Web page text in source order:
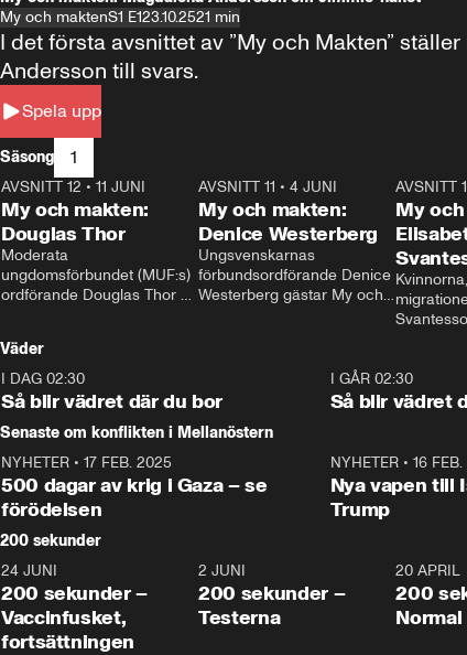
My och maktenS1 E123.10.2521 min
Spela upp
I det första avsnittet av ”My och Makten”
Andersson till svars.
Säsong 1
26:27
AVSNITT 12 • 11 JUNI
My och makten:
Douglas Thor
Moderata
ungdomsförbundet (MUF:s)
ordförande Douglas Thor
tonårsutvisningarna och hur
Moderaterna ska locka
väljare till valet i höst.
23:40
AVSNITT 11 •4 JUNI
My och makten:
Denice Westerberg
Ungsvenskarnas
förbundsordförande Denice
Westerberg gästar My och
AVSNITT
My
Väder
I DAG 02:30
Så blir vädret där du bor
I GÅR 02:30
Så blir vädret
Senaste om konflikten i Mellanöstern
NYHETER • 17 FEB. 2025
500 dagar av krig i Gaza – se
förödelsen
NYHETER• 16
Nya vapen till
Trump
200 sekunder
5:00
24 JUNI
200 sekunder –
Vaccinfusket,
fortsättningen
4:23
2 JUNI
200 sekunder –
Testerna
20 APRIL
200
Normal